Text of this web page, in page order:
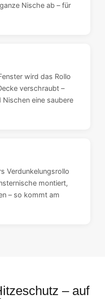
Nische ab – für
wird das Rollo
verschraubt –
eine saubere
Verdunkelungsrollo
montiert,
– so kommt am
– auf